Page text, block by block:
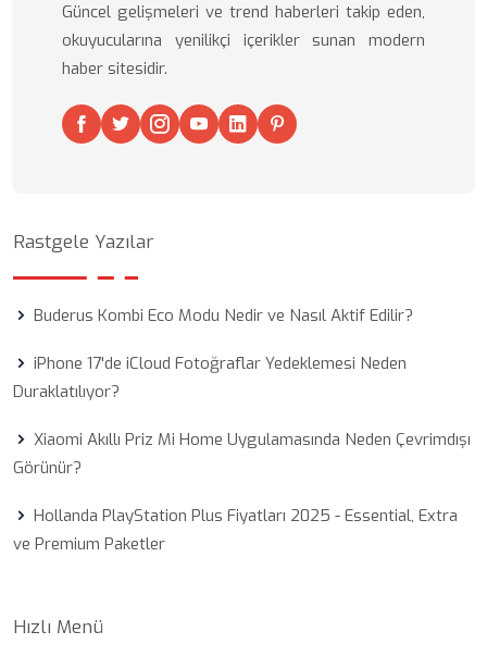
Güncel gelişmeleri ve trend haberleri takip eden,
okuyucularına yenilikçi içerikler sunan modern
haber sitesidir.
Rastgele Yazılar
Buderus Kombi Eco Modu Nedir ve Nasıl Aktif Edilir?
iPhone 17'de iCloud Fotoğraflar Yedeklemesi Neden
Duraklatılıyor?
Xiaomi Akıllı Priz Mi Home Uygulamasında Neden Çevrimdışı
Görünür?
Hollanda PlayStation Plus Fiyatları 2025 - Essential, Extra
ve Premium Paketler
Hızlı Menü